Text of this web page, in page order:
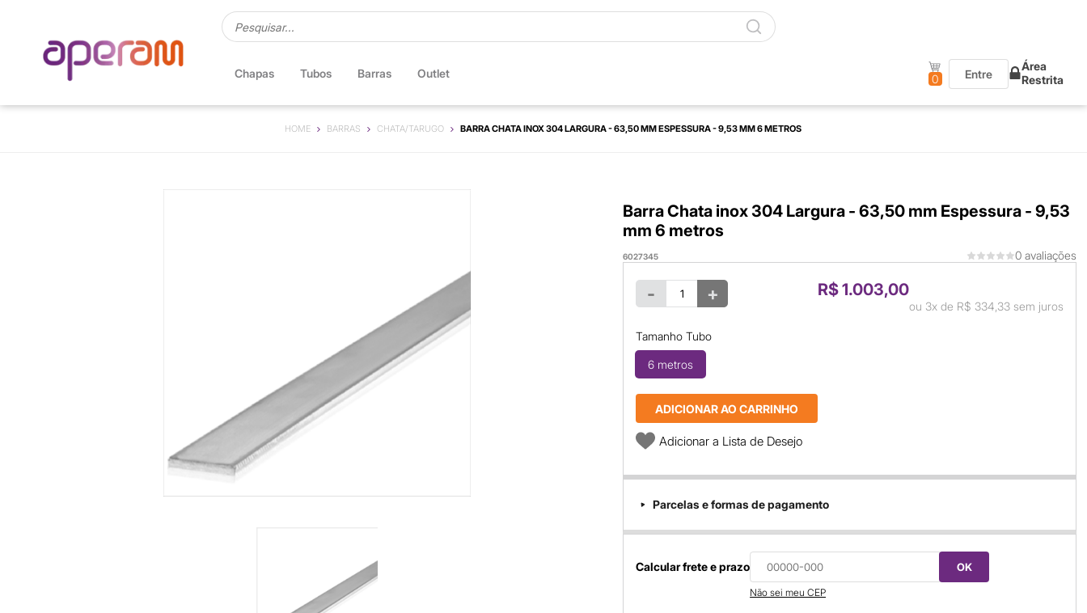
Chapas Tubos Barras Outlet 0 Entre
Área
Restrita
HOME BARRAS CHATA/TARUGO BARRA CHATA INOX 304 LARGURA - 63,50 MM ESPESSURA - 9,53 MM 6 METROS
Barra Chata inox 304 Largura - 63,50 mm Espessura - 9,53
mm 6 metros
6027345 0 avaliações
- + R$ 1.003,00
ou 3x de R$ 334,33sem juros
Tamanho Tubo
6 metros
ADICIONAR AO CARRINHO
Adicionar a Lista de Desejo
Parcelas e formas de pagamento
Calcular frete e prazo OK
Não sei meu CEP